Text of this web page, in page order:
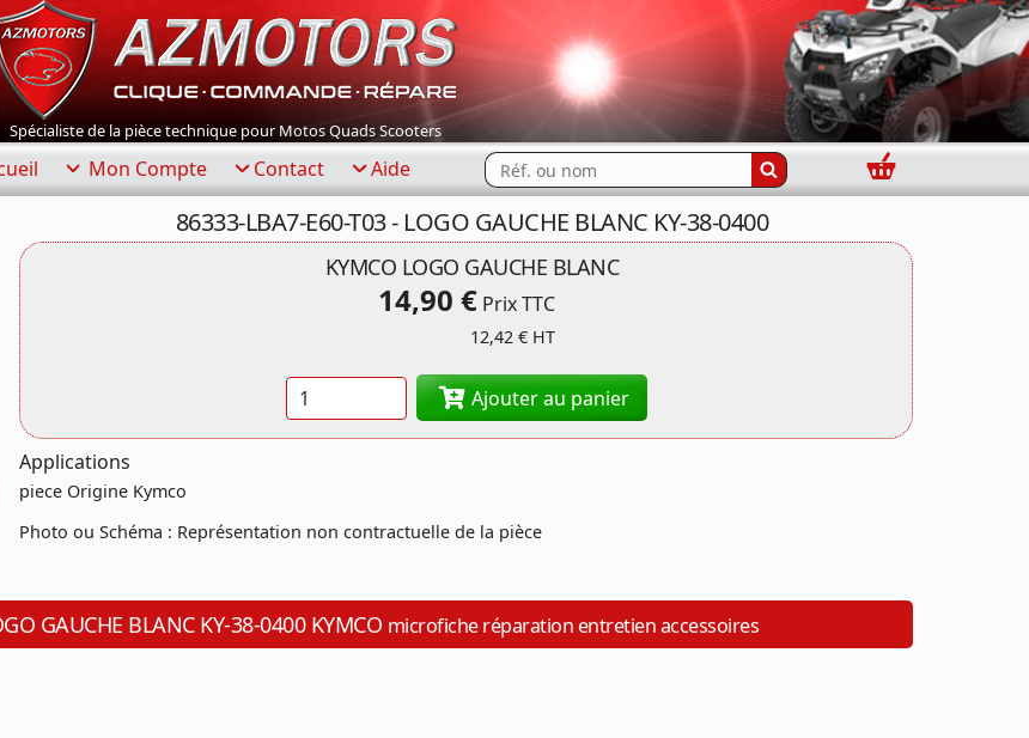
Spécialiste de la pièce technique pour Motos Quads Scooters
Mon Compte Contact Aide Rechercher... Panier
86333-LBA7-E60-T03 - LOGO GAUCHE BLANC KY-38-0400
KYMCO LOGO GAUCHE BLANC
14,90 € Prix TTC
12,42 € HT
Quantité Ajouter au panier
Applications
piece Origine Kymco
Photo ou Schéma : Représentation non contractuelle de la pièce
GAUCHE BLANC KY-38-0400 KYMCO microfiche réparation entretien accessoires